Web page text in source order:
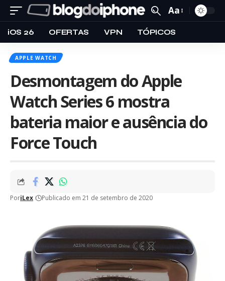
Aa
iOS 26 OFERTAS VPN TÓPICOS
APPLE WATCH
Desmontagem do Apple
Watch Series 6 mostra
bateria maior e ausência do
Force Touch
PoriLex Publicado em 21 de setembro de 2020